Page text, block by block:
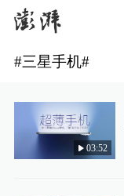
#三星手机#
03:52